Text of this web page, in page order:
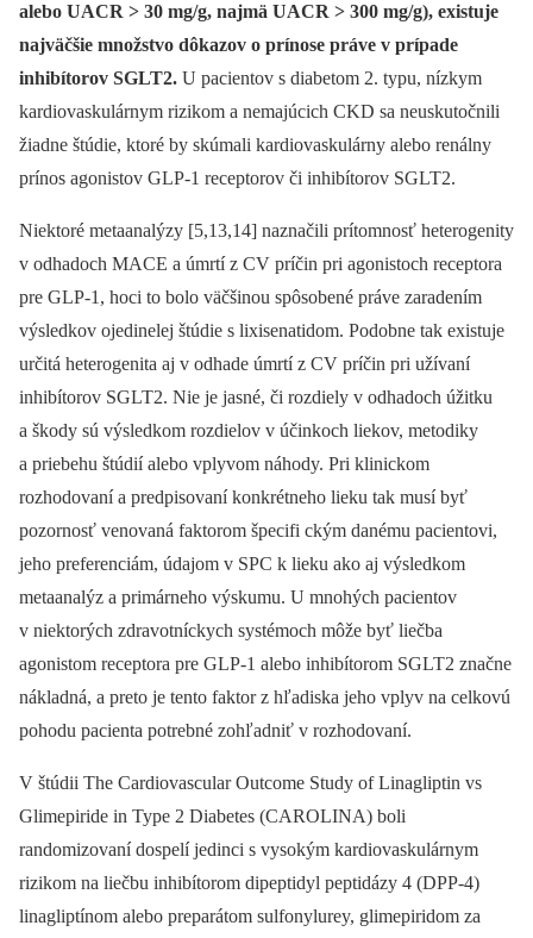
alebo UACR > 30 mg/g, najmä UACR > 300 mg/g), existuje
najväčšie množstvo dôkazov o prínose práve v prípade
inhibítorov SGLT2. U pacientov s diabetom 2. typu, nízkym
kardiovaskulárnym rizikom a nemajúcich CKD sa neuskutočnili
žiadne štúdie, ktoré by skúmali kardiovaskulárny alebo renálny
prínos agonistov GLP-1 receptorov či inhibítorov SGLT2.
Niektoré metaanalýzy [5,13,14] naznačili prítomnosť heterogenity
v odhadoch MACE a úmrtí z CV príčin pri agonistoch receptora
pre GLP-1, hoci to bolo väčšinou spôsobené práve zaradením
výsledkov ojedinelej štúdie s lixisenatidom. Podobne tak existuje
určitá heterogenita aj v odhade úmrtí z CV príčin pri užívaní
inhibítorov SGLT2. Nie je jasné, či rozdiely v odhadoch úžitku
a škody sú výsledkom rozdielov v účinkoch liekov, metodiky
a priebehu štúdií alebo vplyvom náhody. Pri klinickom
rozhodovaní a predpisovaní konkrétneho lieku tak musí byť
pozornosť venovaná faktorom špecifi ckým danému pacientovi,
jeho preferenciám, údajom v SPC k lieku ako aj výsledkom
metaanalýz a primárneho výskumu. U mnohých pacientov
v niektorých zdravotníckych systémoch môže byť liečba
agonistom receptora pre GLP-1 alebo inhibítorom SGLT2 značne
nákladná, a preto je tento faktor z hľadiska jeho vplyv na celkovú
pohodu pacienta potrebné zohľadniť v rozhodovaní.
V štúdii The Cardiovascular Outcome Study of Linagliptin vs
Glimepiride in Type 2 Diabetes (CAROLINA) boli
randomizovaní dospelí jedinci s vysokým kardiovaskulárnym
rizikom na liečbu inhibítorom dipeptidyl peptidázy 4 (DPP-4)
linagliptínom alebo preparátom sulfonylurey, glimepiridom za